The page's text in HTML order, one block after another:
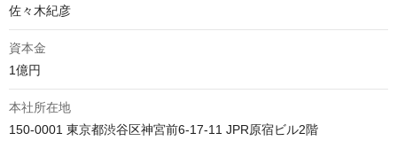
資本金
本社所在地